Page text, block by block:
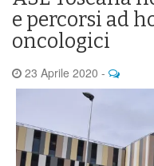
e percorsi ad
oncologici
23 Aprile 2020 -